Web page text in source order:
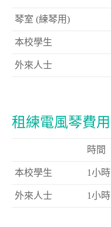
琴室 (練琴用)
本校學生
外來人士
租練電風琴費用
時間
本校學生 1小時
外來人士 1小時